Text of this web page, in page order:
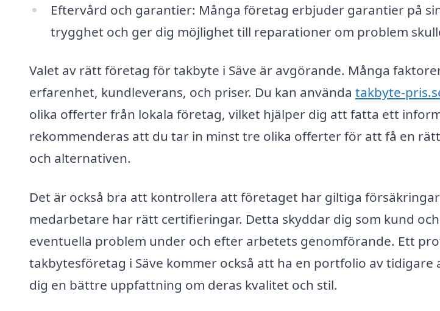
Eftervård och garantier: Många företag erbjuder garantier på
trygghet och ger dig möjlighet till reparationer om problem
Valet av rätt företag för takbyte i Säve är avgörande. Många
erfarenhet, kundleverans, och priser. Du kan använda takbyte-
olika offerter från lokala företag, vilket hjälper dig att fatta ett
rekommenderas att du tar in minst tre olika offerter för att få en
och alternativen.
Det är också bra att kontrollera att företaget har giltiga
medarbetare har rätt certifieringar. Detta skyddar dig som kund
eventuella problem under och efter arbetets genomförande. Ett
takbytesföretag i Säve kommer också att ha en portfolio av tidigare
dig en bättre uppfattning om deras kvalitet och stil.